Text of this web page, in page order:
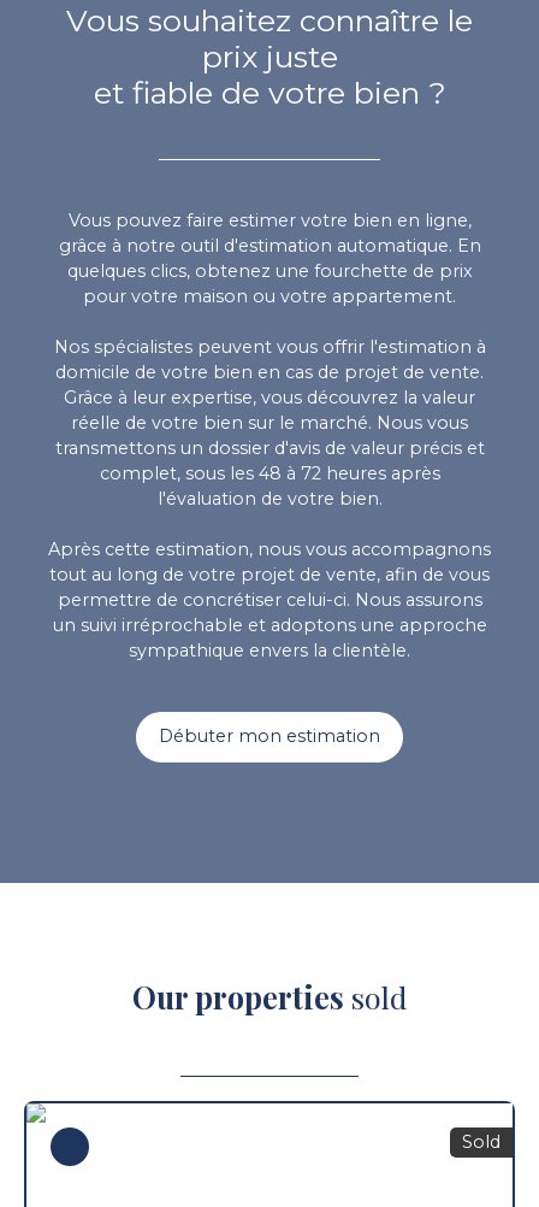
Vous souhaitez connaître le
prix juste
et fiable de votre bien ?
Vous pouvez faire estimer votre bien en ligne,
grâce à notre outil d'estimation automatique. En
quelques clics, obtenez une fourchette de prix
pour votre maison ou votre appartement.
Nos spécialistespeuvent vous offrir l'estimation à
domicile de votre bien en cas de projet de vente.
Grâce à leur expertise, vous découvrez la valeur
réelle de votre bien sur le marché. Nous vous
transmettons un dossier d'avis de valeur précis et
complet, sous les 48 à 72 heuresaprès
l'évaluation de votre bien.
Après cette estimation, nous vous accompagnons
tout au long de votre projet de vente, afin de vous
permettre de concrétiser celui-ci. Nous assurons
un suivi irréprochable et adoptons une approche
sympathique envers la clientèle.
Débuter mon estimation
Our properties sold
Sold